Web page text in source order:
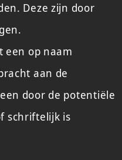
Deze zijn door
een op naam
aan de
door de potentiële
schriftelijk is